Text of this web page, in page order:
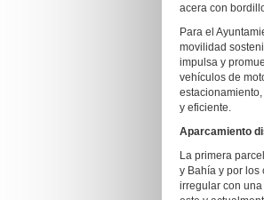
acera con
Para el
movilidad
impulsa y
vehículos de
y eficiente.
Aparcamiento
La primera
y Bahía y por los
irregular con